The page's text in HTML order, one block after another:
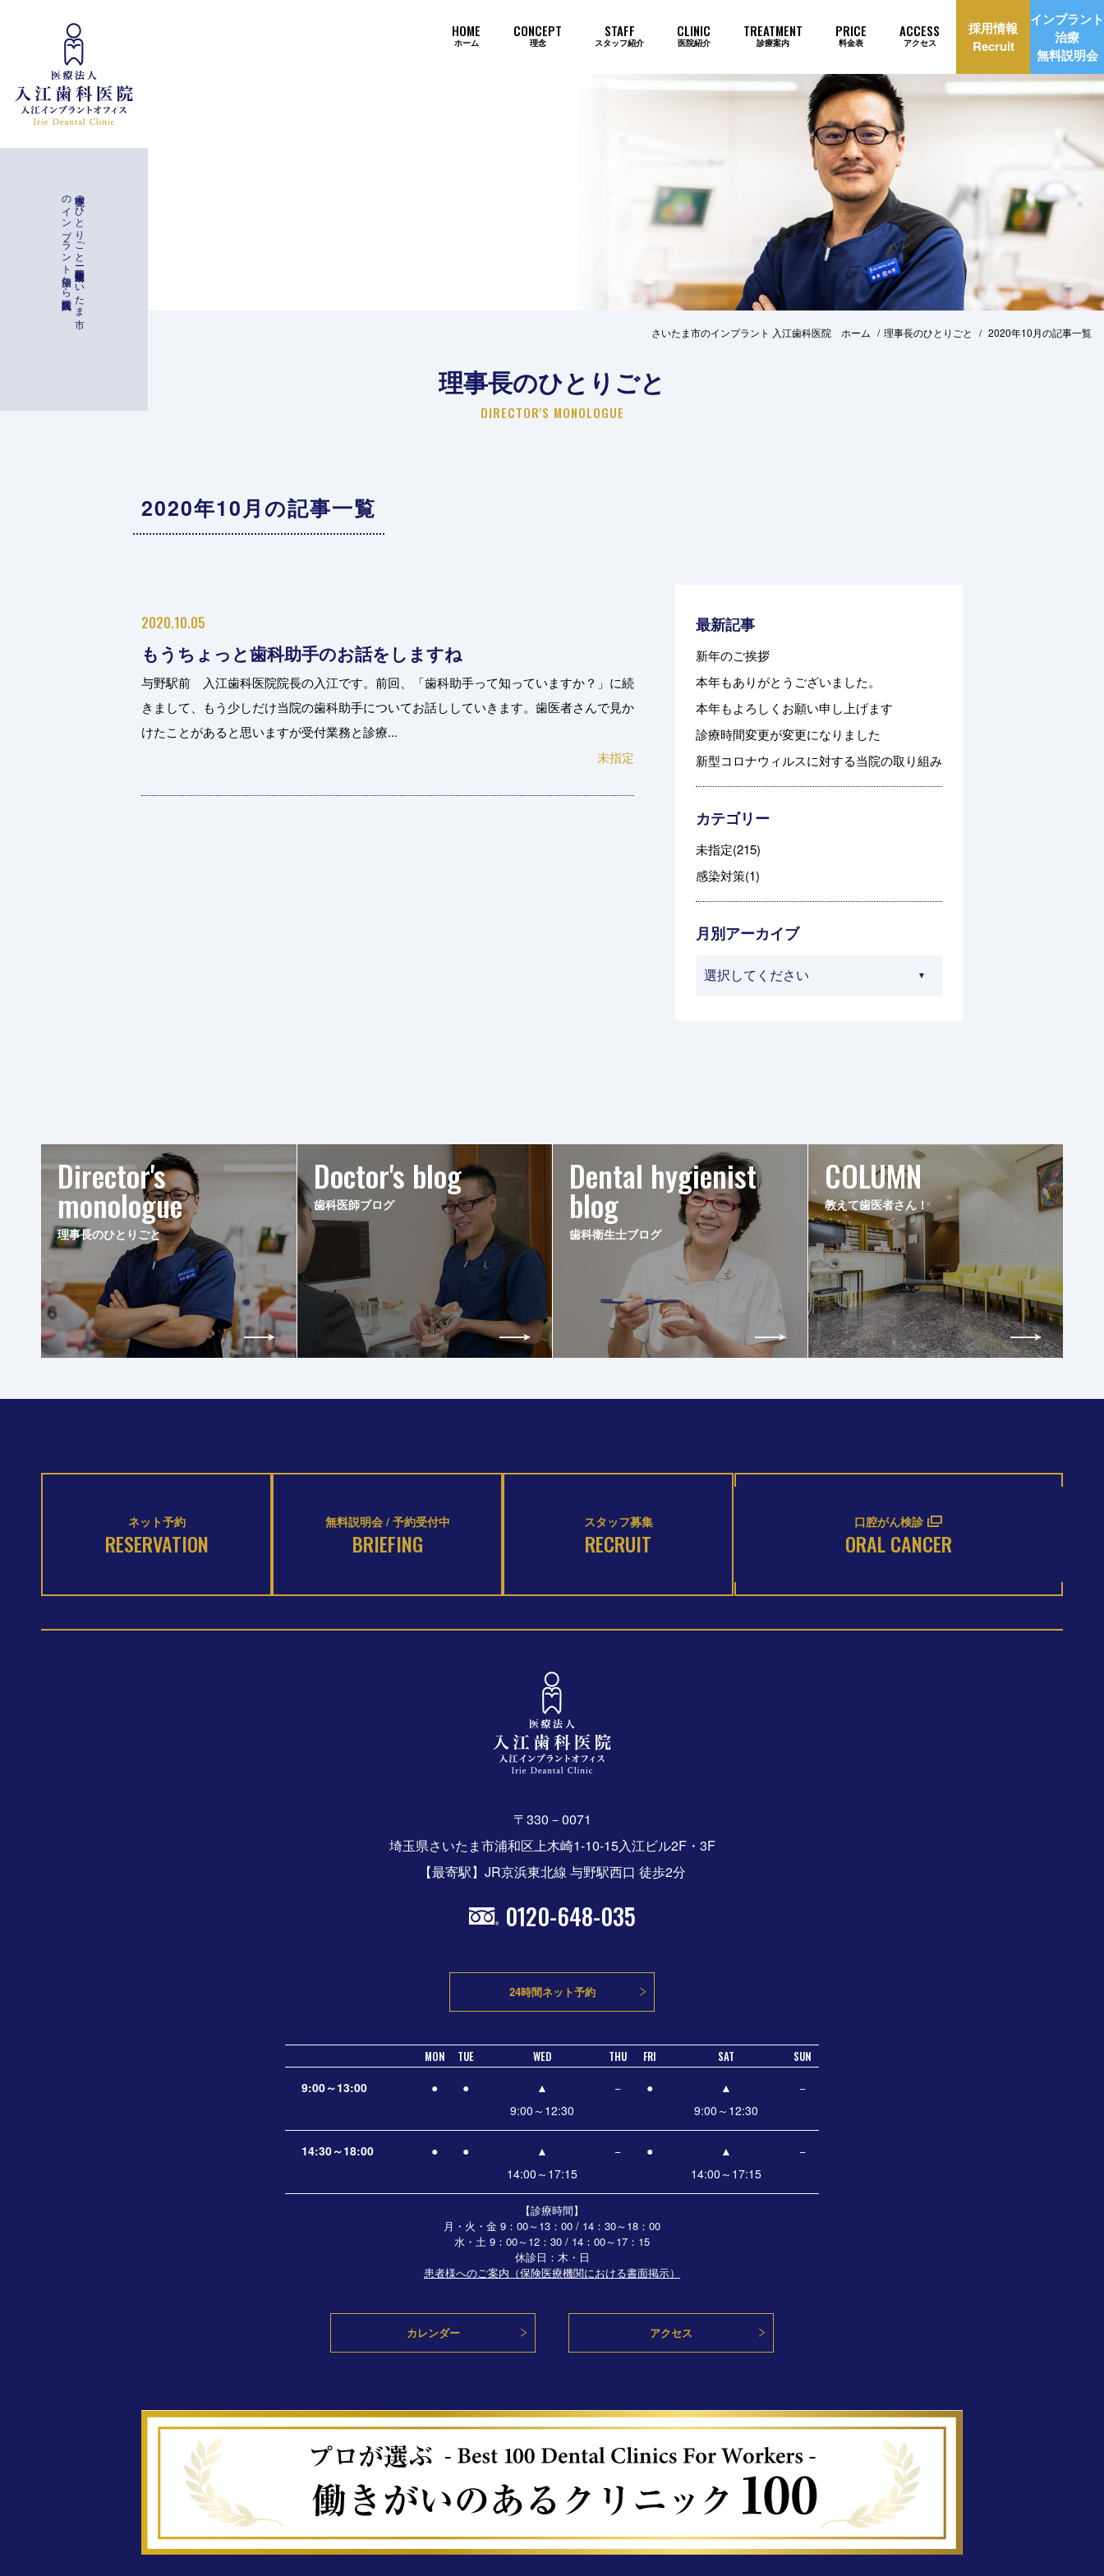
理事亮の
ひ
と
り
ご
と
ー
与野駅徒歩二分
埼玉県さ
い
た
ま
市
の
イ
ン
プ
ラ
ン
ト
治療な
ら
入江歯科医院
HOME
ホーム
CONCEPT
理念
STAFF
スタッフ紹介
CLINIC
医院紹介
TREATMENT
診療案内
インプラント治療自動見積もり
PRICE
料金表
ACCESS
アクセス
採用情報
Recruit
インプラント
治療
無料説明会
さいたま市のインプラント 入江歯科医院 ホーム 理事長のひとりごと 2020年10月の記事一覧
理事長のひとりごと
DIRECTOR'S MONOLOGUE
2020年10月の記事一覧
2020.10.05
もうちょっと歯科助手のお話をしますね
与野駅前 入江歯科医院院長の入江です。前回、「歯科助手って知っていますか？」に続
きまして、もう少しだけ当院の歯科助手についてお話ししていきます。歯医者さんで見か
けたことがあると思いますが受付業務と診療...
未指定
最新記事
新年のご挨拶
本年もありがとうございました。
本年もよろしくお願い申し上げます
診療時間変更が変更になりました
新型コロナウィルスに対する当院の取り組み
カテゴリー
未指定(215)
感染対策(1)
月別アーカイブ
Director's
monologue
理事長のひとりごと
Doctor's blog
歯科医師ブログ
Dental hygienist
blog
歯科衛生士ブログ
COLUMN
教えて歯医者さん！
ネット予約
RESERVATION
無料説明会 / 予約受付中
BRIEFING
スタッフ募集
RECRUIT
口腔がん検診
ORAL CANCER
〒330－0071
埼玉県さいたま市浦和区上木崎1-10-15入江ビル2F・3F
【最寄駅】JR京浜東北線 与野駅西口 徒歩2分
0120-648-035
24時間ネット予約
MON TUE WED THU FRI SAT SUN
【診療時間】
月・火・金 9：00～13：00 / 14：30～18：00
水・土 9：00～12：30 / 14：00～17：15
休診日：木・日
患者様へのご案内（保険医療機関における書面掲示）
9:00～13:00 ● ●
▲
9:00～12:30
− ●
▲
9:00～12:30
−
14:30～18:00 ● ●
▲
14:00～17:15
− ●
▲
14:00～17:15
−
カレンダー アクセス